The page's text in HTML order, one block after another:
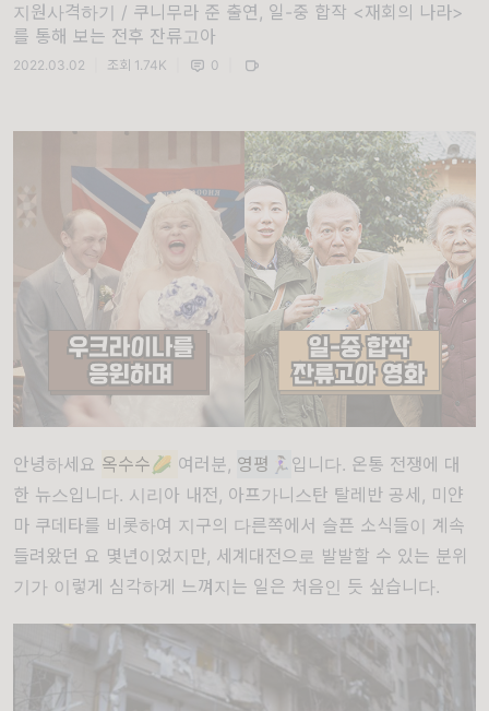
지원사격하기 / 쿠니무라 준 출연, 일-중 합작 <재회의 나라>
를 통해 보는 전후 잔류고아
2022.03.02 조회 1.74K 0
안녕하세요 옥수수🌽 여러분, 영평🏃🏻‍♀️ 입니다. 온통 전쟁에 대
한 뉴스입니다. 시리아 내전, 아프가니스탄 탈레반 공세, 미얀
마 쿠데타를 비롯하여 지구의 다른쪽에서 슬픈 소식들이 계속
들려왔던 요 몇년이었지만, 세계대전으로 발발할 수 있는 분위
기가 이렇게 심각하게 느껴지는 일은 처음인 듯 싶습니다.